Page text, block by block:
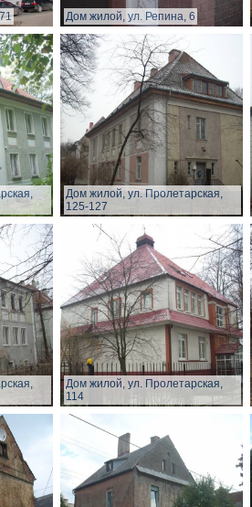
Дом жилой, ул. Репина, 6
Дом жилой, ул. Пролетарская,
125-127
Дом жилой, ул. Пролетарская,
114